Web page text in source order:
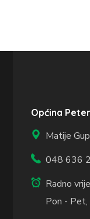
Općina
Matije
048 636
Radno
Pon -